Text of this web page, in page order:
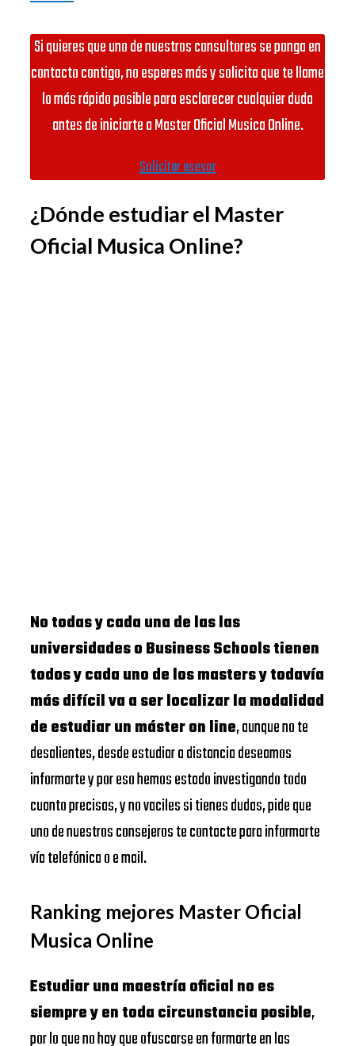
Si quieres que uno de nuestros consultores se ponga en
contacto contigo, no esperes más y solicita que te llame
lo más rápido posible para esclarecer cualquier duda
antes de iniciarte a Master Oficial Musica Online.
Solicitar asesor
¿Dónde estudiar el Master
Oficial Musica Online?
No todas y cada una de las las
universidades o Business Schools tienen
todos y cada uno de los masters y todavía
más difícil va a ser localizar la modalidad
de estudiar un máster on line, aunque no te
desalientes, desde estudiar a distancia deseamos
informarte y por eso hemos estado investigando todo
cuanto precisas, y no vaciles si tienes dudas, pide que
uno de nuestros consejeros te contacte para informarte
vía telefónica o e mail.
Ranking mejores Master Oficial
Musica Online
Estudiar una maestría oficial no es
siempre y en toda circunstancia posible,
por lo que no hay que ofuscarse en formarte en las